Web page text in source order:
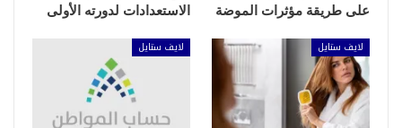
على طريقة مؤثرات الموضة
الاستعدادات لدورته الأولى
لايف ستايل لايف ستايل